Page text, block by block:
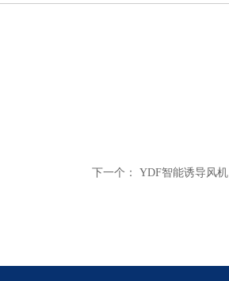
下一个： YDF智能诱导风机